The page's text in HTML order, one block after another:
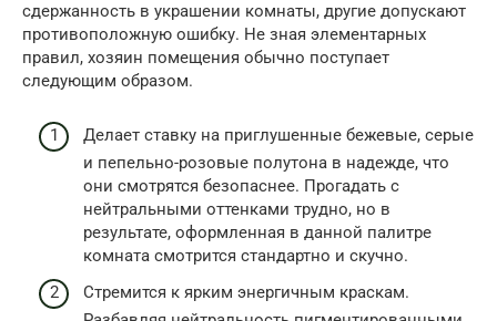
сдержанность в украшении комнаты, другие допускают
противоположную ошибку. Не зная элементарных
правил, хозяин помещения обычно поступает
следующим образом.
Делает ставку на приглушенные бежевые, серые
и пепельно-розовые полутона в надежде, что
они смотрятся безопаснее. Прогадать с
нейтральными оттенками трудно, но в
результате, оформленная в данной палитре
комната смотрится стандартно и скучно.
Стремится к ярким энергичным краскам.